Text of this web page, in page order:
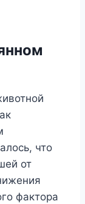
что
от
фактора